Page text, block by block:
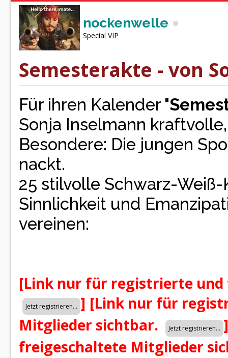
nockenwelle
Special VIP
Semesterakte - von
Für ihren Kalender "
Sonja Inselmann
Besondere: Die jungen
nackt.
25 stilvolle Schwarz-
Sinnlichkeit und
vereinen:
[Link nur für registrierte
] [Link nur für
Mitglieder sichtbar.
]
freigeschaltete Mitglieder